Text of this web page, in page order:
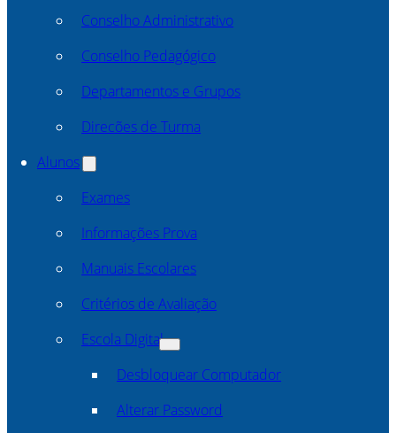
Conselho Administrativo
Conselho Pedagógico
Departamentos e Grupos
Direcões de Turma
Alunos
Exames
Informações Prova
Manuais Escolares
Critérios de Avaliação
Escola Digital
Desbloquear Computador
Alterar Password